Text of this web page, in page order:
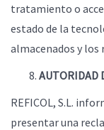
tratamiento o
estado de la
almacenados y los
AUTORIDAD
REFICOL, S.L.
presentar una